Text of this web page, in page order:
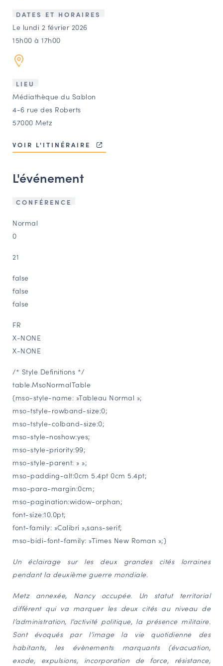
CONTACT
Agenda
Annuaire
Ressources
BOURSE D’ÉCHANGE
CARTES DES NAUDIN
Espace acteurs
PORTAIL CULTURE
Comité d'Histoire Régionale
Service Inventaire et Patrimoines de la Région Grand Est
VOUS ÊTES…
Responsables de structures
Étudiants & chercheurs
DATES ET HORAIRES
Le lundi 2 février 2026
15h00 à 17h00
LIEU
Médiathèque du Sablon
4-6 rue des Roberts
57000 Metz
VOIR L'ITINÉRAIRE
L'événement
CONFÉRENCE
Normal
0
21
false
false
false
FR
X-NONE
X-NONE
/* Style Definitions */
table.MsoNormalTable
{mso-style-name: »Tableau Normal »;
mso-tstyle-rowband-size:0;
mso-tstyle-colband-size:0;
mso-style-noshow:yes;
mso-style-priority:99;
mso-style-parent: » »;
mso-padding-alt:0cm 5.4pt 0cm 5.4pt;
mso-para-margin:0cm;
mso-pagination:widow-orphan;
font-size:10.0pt;
font-family: »Calibri »,sans-serif;
mso-bidi-font-family: »Times New Roman »;}
Un éclairage sur les deux grandes cités lorraines
pendant la deuxième guerre mondiale.
Metz annexée, Nancy occupée. Un statut territorial
différent qui va marquer les deux cités au niveau de
l’administration, l’activité politique, la présence militaire.
Sont évoqués par l’image la vie quotidienne des
habitants, les évènements marquants (évacuation,
exode, expulsions, incorporation de force, résistance,